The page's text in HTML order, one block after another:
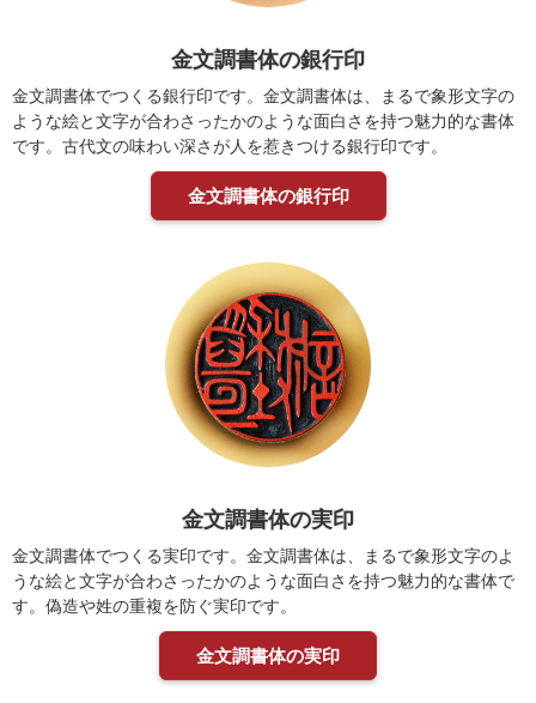
金文調書体の銀行印
金文調書体でつくる銀行印です。金文調書体は、まるで象形文字の
ような絵と文字が合わさったかのような面白さを持つ魅力的な書体
です。古代文の味わい深さが人を惹きつける銀行印です。
金文調書体の銀行印
金文調書体の実印
金文調書体でつくる実印です。金文調書体は、まるで象形文字のよ
うな絵と文字が合わさったかのような面白さを持つ魅力的な書体で
す。偽造や姓の重複を防ぐ実印です。
金文調書体の実印